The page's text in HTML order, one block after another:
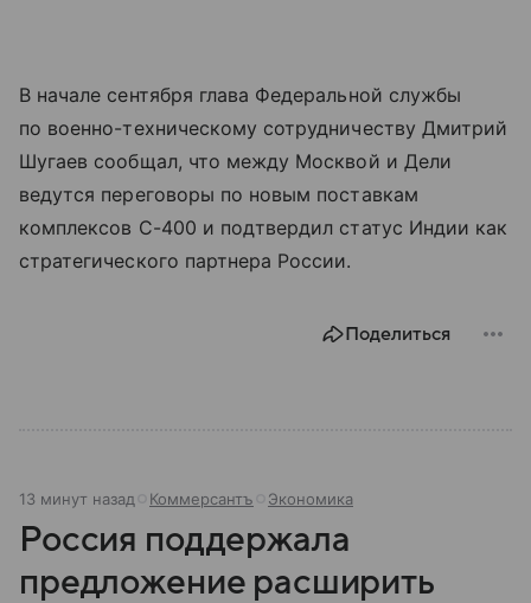
В начале сентября глава Федеральной службы
по военно-техническому сотрудничеству Дмитрий
Шугаев сообщал, что между Москвой и Дели
ведутся переговоры по новым поставкам
комплексов С-400 и подтвердил статус Индии как
стратегического партнера России.
Поделиться
13 минут назад Коммерсантъ Экономика
Россия поддержала
предложение расширить